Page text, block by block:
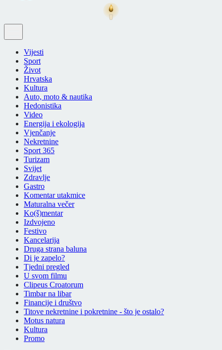
Vijesti
Sport
Život
Hrvatska
Kultura
Auto, moto & nautika
Hedonistika
Video
Energija i ekologija
Vjenčanje
Nekretnine
Sport 365
Turizam
Svijet
Zdravlje
Gastro
Komentar utakmice
Maturalna večer
Ko(š)mentar
Izdvojeno
Festivo
Kancelarija
Druga strana baluna
Di je zapelo?
Tjedni pregled
U svom filmu
Clipeus Croatorum
Timbar na libar
Financije i društvo
Titove nekretnine i pokretnine - što je ostalo?
Motus natura
Kultura
Promo